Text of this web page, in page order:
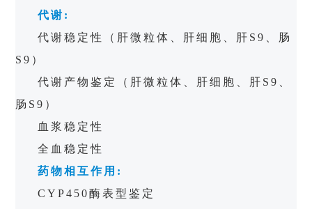
代谢 :
代谢稳定性（肝微粒体、肝细胞、肝 S9
、肠
S9 ）
代谢产物鉴定（肝微粒体、肝细胞、肝 S9
肠 S9 ）
血浆稳定性
全血稳定性
药物相互作用 :
CYP450酶表型鉴定